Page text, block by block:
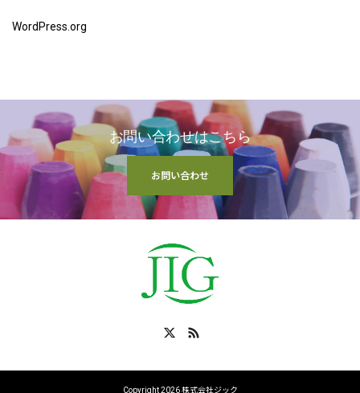
WordPress.org
お問い合わせはこちら
お問い合わせ
Copyright 2026 株式会社ジック